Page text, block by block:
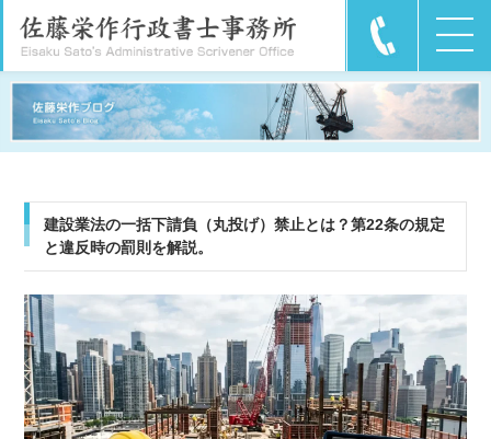
建設業法の一括下請負（丸投げ）禁止とは？第22条の規定
と違反時の罰則を解説。